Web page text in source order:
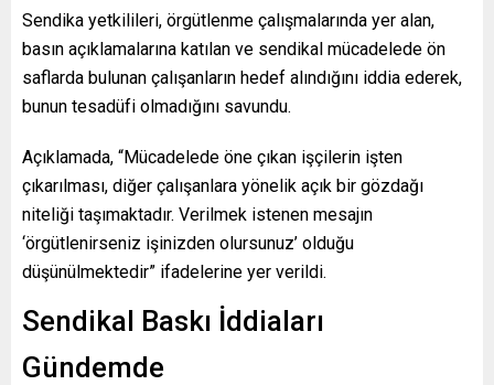
Sendika yetkilileri, örgütlenme çalışmalarında yer alan,
basın açıklamalarına katılan ve sendikal mücadelede ön
saflarda bulunan çalışanların hedef alındığını iddia ederek,
bunun tesadüfi olmadığını savundu.
Açıklamada, “Mücadelede öne çıkan işçilerin işten
çıkarılması, diğer çalışanlara yönelik açık bir gözdağı
niteliği taşımaktadır. Verilmek istenen mesajın
‘örgütlenirseniz işinizden olursunuz’ olduğu
düşünülmektedir” ifadelerine yer verildi.
Sendikal Baskı İddiaları
Gündemde